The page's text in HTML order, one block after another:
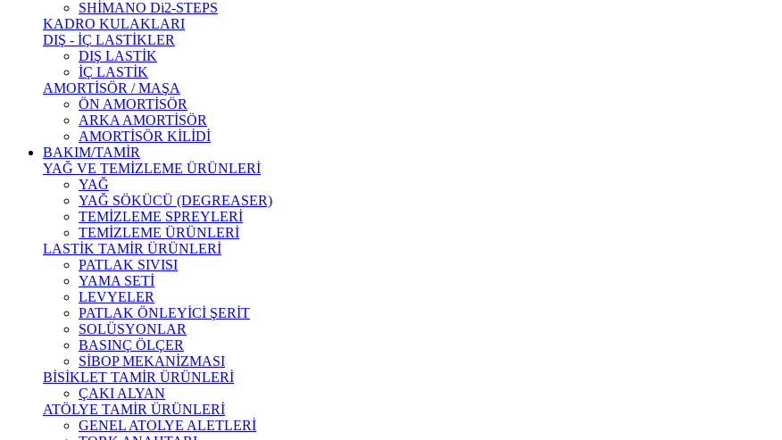
SHİMANO Di2-STEPS
KADRO KULAKLARI
DIŞ - İÇ LASTİKLER
DIŞ LASTİK
İÇ LASTİK
AMORTİSÖR / MAŞA
ÖN AMORTİSÖR
ARKA AMORTİSÖR
AMORTİSÖR KİLİDİ
BAKIM/TAMİR
YAĞ VE TEMİZLEME ÜRÜNLERİ
YAĞ
YAĞ SÖKÜCÜ (DEGREASER)
TEMİZLEME SPREYLERİ
TEMİZLEME ÜRÜNLERİ
LASTİK TAMİR ÜRÜNLERİ
PATLAK SIVISI
YAMA SETİ
LEVYELER
PATLAK ÖNLEYİCİ ŞERİT
SOLÜSYONLAR
BASINÇ ÖLÇER
SİBOP MEKANİZMASI
BİSİKLET TAMİR ÜRÜNLERİ
ÇAKI ALYAN
ATÖLYE TAMİR ÜRÜNLERİ
GENEL ATOLYE ALETLERİ